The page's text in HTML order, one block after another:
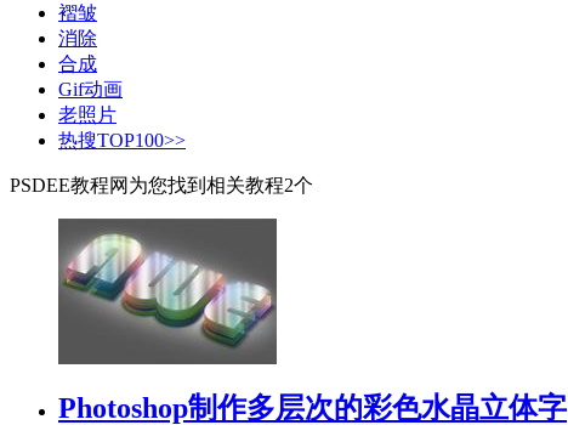
褶皱
消除
合成
Gif动画
老照片
热搜TOP100>>
PSDEE教程网为您找到相关教程2个
Photoshop制作多层次的彩色水晶立体字